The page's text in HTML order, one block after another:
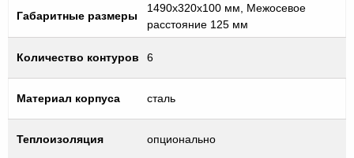
Габаритные размеры
1490х320х100 мм, Межосевое
расстояние 125 мм
Количество контуров 6
Материал корпуса сталь
Теплоизоляция опционально